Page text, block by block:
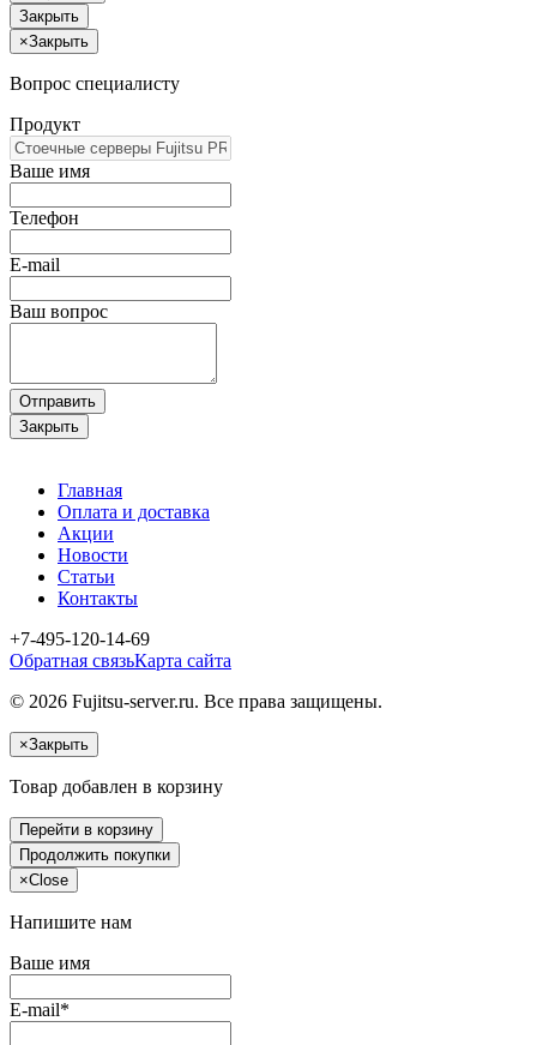
Закрыть
×Закрыть
Вопрос специалисту
Продукт
Ваше имя
Телефон
E-mail
Ваш вопрос
Отправить
Закрыть
Главная
Оплата и доставка
Акции
Новости
Статьи
Контакты
+7-495-120-14-69
Обратная связьКарта сайта
© 2026 Fujitsu-server.ru. Все права защищены.
×Закрыть
Товар добавлен в корзину
Перейти в корзину
Продолжить покупки
×Close
Напишите нам
Ваше имя
E-mail*